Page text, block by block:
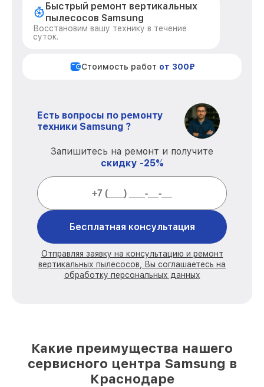
Быстрый ремонт вертикальных
пылесосов Samsung
Восстановим вашу технику в течение
суток.
Стоимость работ от 300₽
Есть вопросы по ремонту
техники Samsung ?
Запишитесь на ремонт и получите
скидку -25%
Бесплатная консультация
Отправляя заявку на консультацию и ремонт
вертикальных пылесосов, Вы соглашаетесь на
обработку персональных данных
Какие преимущества нашего
сервисного центра Samsung в
Краснодаре